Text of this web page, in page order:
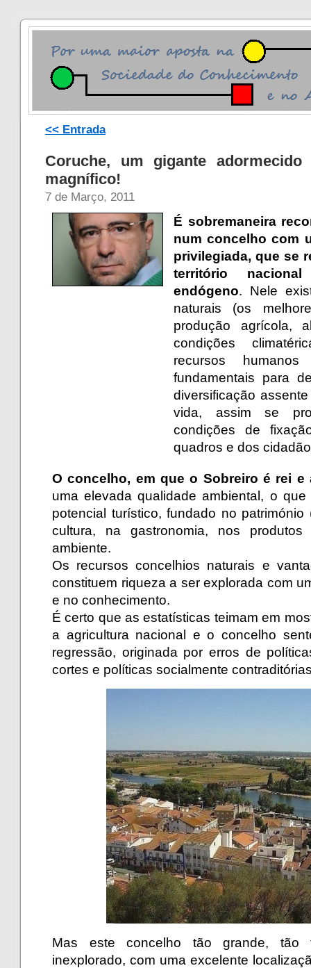
<< Entrada
Coruche, um gigante
magnífico!
7 de Março, 2011
É sobremaneira
num concelho com
privilegiada, que se
território
endógeno. Nele
naturais (os
produção agrícola,
condições
recursos
fundamentais para
diversificação
vida, assim se
condições de
quadros e dos
O concelho, em que o Sobreiro é rei e
uma elevada qualidade ambiental, o
potencial turístico, fundado no
cultura, na gastronomia, nos
ambiente.
Os recursos concelhios naturais e
constituem riqueza a ser explorada com
e no conhecimento.
É certo que as estatísticas teimam em
a agricultura nacional e o concelho
regressão, originada por erros de
cortes e políticas socialmente
Mas este concelho tão grande, tão
inexplorado, com uma excelente